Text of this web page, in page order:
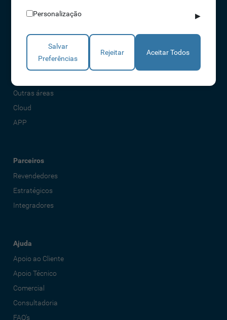
Acessos
Torniquetes
Parques Auto
Rondas e Serviços
Outras áreas
Cloud
APP
Parceiros
Revendedores
Estratégicos
Integradores
Ajuda
Apoio ao Cliente
Apoio Técnico
Comercial
Consultadoria
FAQ's
Personalização ▶
Salvar
Preferências
Rejeitar Aceitar Todos